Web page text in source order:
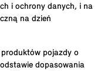
i ochrony danych, i na
na dzień
produktów pojazdy o
dopasowania